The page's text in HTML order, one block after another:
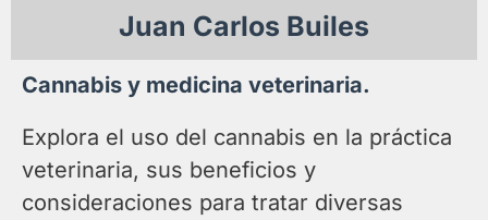
Juan Carlos Builes
Cannabis y medicina veterinaria.
Explora el uso del cannabis en la práctica
veterinaria, sus beneficios y
consideraciones para tratar diversas